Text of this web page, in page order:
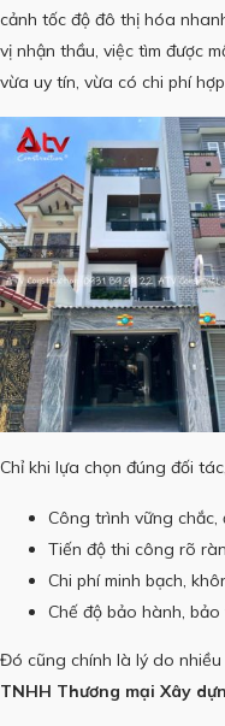
cảnh tốc độ đô thị hóa
vị nhận thầu, việc tìm được
vừa uy tín, vừa có chi phí
Chỉ khi lựa chọn đúng đối
Công trình vững chắc,
Tiến độ thi công rõ
Chi phí minh bạch,
Chế độ bảo hành, bảo
Đó cũng chính là lý do
TNHH Thương mại Xây